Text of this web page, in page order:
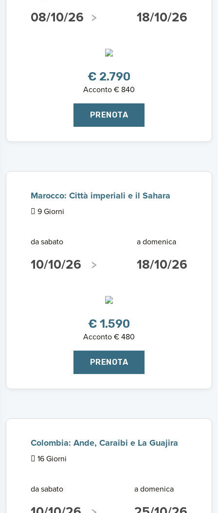
08/10/26 18/10/26
€ 2.790
Acconto € 840
PRENOTA
Marocco: Città imperiali e il Sahara
9 Giorni
da sabato
10/10/26
a domenica
18/10/26
€ 1.590
Acconto € 480
PRENOTA
Colombia: Ande, Caraibi e La Guajira
16 Giorni
da sabato a domenica